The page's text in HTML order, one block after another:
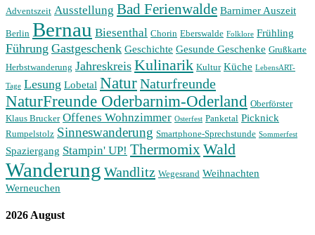
Adventszeit Ausstellung Bad Ferienwalde Barnimer Auszeit
Berlin Bernau Biesenthal Chorin Eberswalde Folklore Frühling
Führung Gastgeschenk Geschichte Gesunde Geschenke Grußkarte
Herbstwanderung Jahreskreis Kulinarik Kultur Küche LebensART-
Tage Lesung Lobetal NaturNaturfreunde
NaturFreunde Oderbarnim-Oderland Oberförster
Klaus Brucker Offenes Wohnzimmer Osterfest Panketal Picknick
Rumpelstolz Sinneswanderung Smartphone-Sprechstunde Sommerfest
Spaziergang Stampin' UP! ThermomixWald
Wanderung Wandlitz Wegesrand Weihnachten
Werneuchen
2026 August